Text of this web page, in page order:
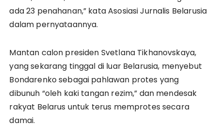
ada 23 penahanan,” kata Asosiasi Jurnalis Belarusia
dalam pernyataannya.
Mantan calon presiden Svetlana Tikhanovskaya,
yang sekarang tinggal di luar Belarusia, menyebut
Bondarenko sebagai pahlawan protes yang
dibunuh “oleh kaki tangan rezim,” dan mendesak
rakyat Belarus untuk terus memprotes secara
damai.